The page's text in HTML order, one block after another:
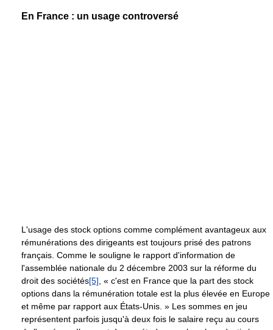
En France : un usage controversé
L'usage des stock options comme complément avantageux aux
rémunérations des dirigeants est toujours prisé des patrons
français. Comme le souligne le rapport d'information de
l'assemblée nationale du 2 décembre 2003 sur la réforme du
droit des sociétés[5], « c'est en France que la part des stock
options dans la rémunération totale est la plus élevée en Europe
et même par rapport aux États-Unis. » Les sommes en jeu
représentent parfois jusqu'à deux fois le salaire reçu au cours